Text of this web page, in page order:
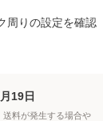
周りの設定を確認
19日
料が発生する場合や